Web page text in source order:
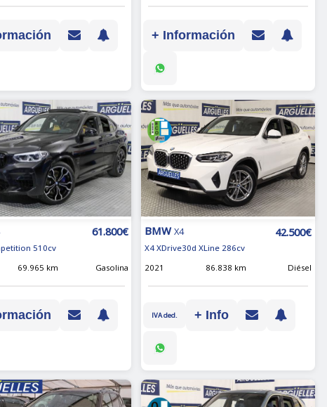
+ Información
61.800€
510cv
69.965 km Gasolina
BMW X4 42.500€
X4 XDrive30d XLine 286cv
2021
86.838 km Diésel
IVA ded. + Info